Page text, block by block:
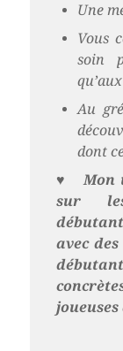
Une
Vous
soin
Au
dont
♥Mon
sur
avec